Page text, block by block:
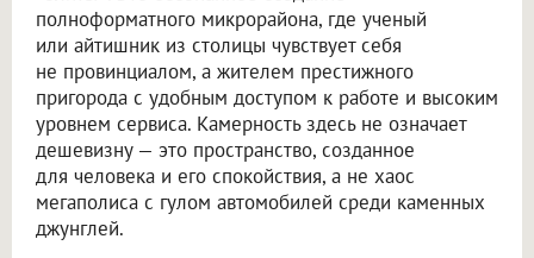
полноформатного микрорайона, где ученый
или айтишник из столицы чувствует себя
не провинциалом, а жителем престижного
пригорода с удобным доступом к работе и высоким
уровнем сервиса. Камерность здесь не означает
дешевизну — это пространство, созданное
для человека и его спокойствия, а не хаос
мегаполиса с гулом автомобилей среди каменных
джунглей.